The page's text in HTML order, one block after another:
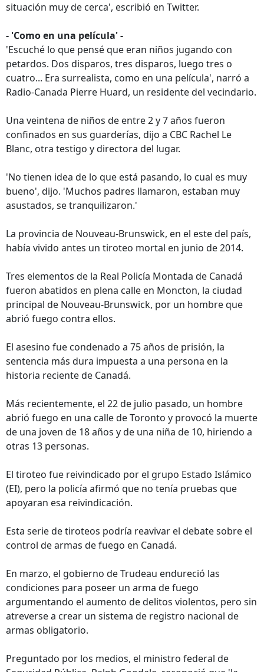
situación muy de cerca', escribió en Twitter.
- 'Como en una película' -
'Escuché lo que pensé que eran niños jugando con
petardos. Dos disparos, tres disparos, luego tres o
cuatro... Era surrealista, como en una película', narró a
Radio-Canada Pierre Huard, un residente del vecindario.
Una veintena de niños de entre 2 y 7 años fueron
confinados en sus guarderías, dijo a CBC Rachel Le
Blanc, otra testigo y directora del lugar.
'No tienen idea de lo que está pasando, lo cual es muy
bueno', dijo. 'Muchos padres llamaron, estaban muy
asustados, se tranquilizaron.'
La provincia de Nouveau-Brunswick, en el este del país,
había vivido antes un tiroteo mortal en junio de 2014.
Tres elementos de la Real Policía Montada de Canadá
fueron abatidos en plena calle en Moncton, la ciudad
principal de Nouveau-Brunswick, por un hombre que
abrió fuego contra ellos.
El asesino fue condenado a 75 años de prisión, la
sentencia más dura impuesta a una persona en la
historia reciente de Canadá.
Más recientemente, el 22 de julio pasado, un hombre
abrió fuego en una calle de Toronto y provocó la muerte
de una joven de 18 años y de una niña de 10, hiriendo a
otras 13 personas.
El tiroteo fue reivindicado por el grupo Estado Islámico
(EI), pero la policía afirmó que no tenía pruebas que
apoyaran esa reivindicación.
Esta serie de tiroteos podría reavivar el debate sobre el
control de armas de fuego en Canadá.
En marzo, el gobierno de Trudeau endureció las
condiciones para poseer un arma de fuego
argumentando el aumento de delitos violentos, pero sin
atreverse a crear un sistema de registro nacional de
armas obligatorio.
Preguntado por los medios, el ministro federal de